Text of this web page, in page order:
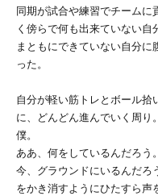
同期が試合や練習でチームに
く傍らで何も出来ていない自
まともにできていない自分に
った。
自分が軽い筋トレとボール拾
に、どんどん進んでいく周り
僕。
ああ、何をしているんだろう
今、グラウンドにいるんだろ
をかき消すようにひたすら声